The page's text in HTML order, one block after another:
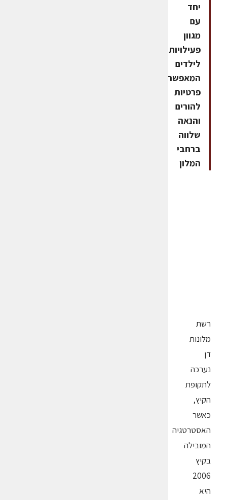
יחד
עם
מגוון
פעילויות
לילדים
המאפשרות
פרטיות
להורים
והנאה
שלווה
ברחבי
המלון
רשת
מלונות
דן
נערכה
לתקופת
הקיץ,
כאשר
האסטרטגיה
המובילה
בקיץ
2006
היא